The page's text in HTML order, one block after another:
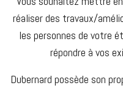
réaliser des travaux/
les personnes de votre
répondre à vos
Dubernard possède son